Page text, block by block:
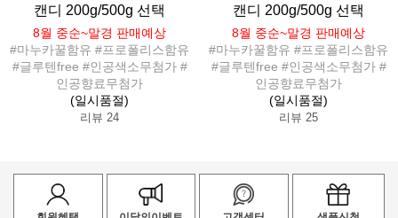
캔디 200g/500g 선택
8월 중순~말경 판매예상
#마누카꿀함유 #프로폴리스함유
#글루텐free #인공색소무첨가 #
인공향료무첨가
(일시품절)
리뷰 24
캔디 200g/500g 선택
8월 중순~말경 판매예상
#마누카꿀함유 #프로폴리스함유
#글루텐free #인공색소무첨가 #
인공향료무첨가
(일시품절)
리뷰 25